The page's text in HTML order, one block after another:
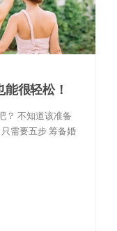
很轻松！
？ 不知道该准备
需要五步 筹备婚